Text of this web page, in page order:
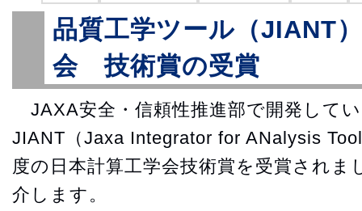
品質工学ツール（JIANT
会 技術賞の受賞
JAXA安全・信頼性推進部で開発して
JIANT（Jaxa Integrator for ANalysis
度の日本計算工学会技術賞を受賞され
介します。